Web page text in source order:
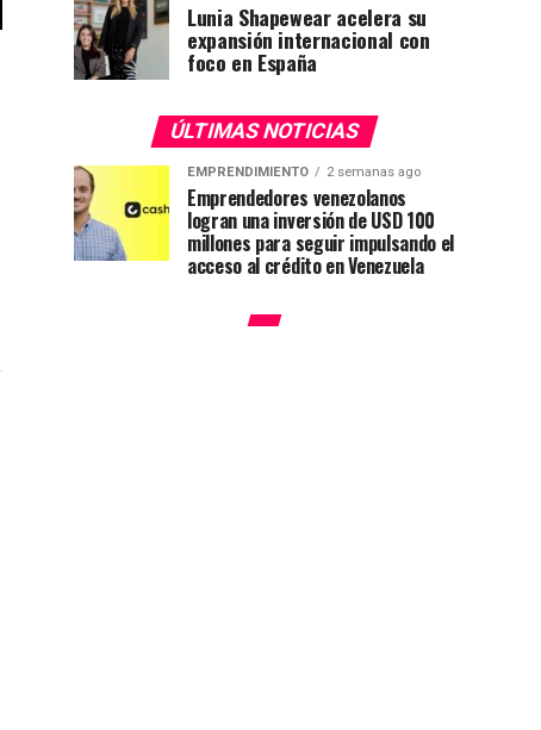
Lunia Shapewear acelera su
expansión internacional con
foco en España
ÚLTIMAS NOTICIAS
EMPRENDIMIENTO 2 semanas ago
Emprendedores venezolanos
logran una inversión de USD 100
millones para seguir impulsando el
acceso al crédito en Venezuela